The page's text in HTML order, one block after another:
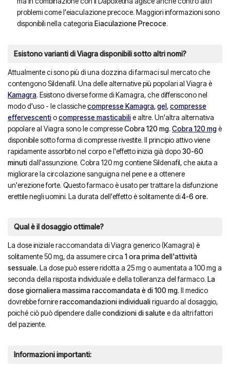
problemi come l'eiaculazione precoce. Maggiori informazioni sono
disponibili nella categoria Eiaculazione Precoce.
Esistono varianti di Viagra disponibili sotto altri nomi?
Attualmente ci sono più di una dozzina di farmaci sul mercato che
contengono Sildenafil. Una delle alternative più popolari al Viagra è
Kamagra. Esistono diverse forme di Kamagra, che differiscono nel
modo d'uso - le classichecompresse Kamagra,gel ,compresse
effervescentiocompresse masticabilie altre. Un'altra alternativa
popolare al Viagra sono le compresseCobra 120 mg. Cobra 120 mgè
disponibile sotto forma di compresse rivestite. Il principio attivo viene
rapidamente assorbito nel corpo e l'effetto inizia già dopo30-60
minutidall'assunzione. Cobra 120 mg contiene Sildenafil, che aiuta a
migliorare la circolazione sanguigna nel pene e a ottenere
un'erezione forte. Questo farmaco è usato per trattare la disfunzione
erettile negli uomini. La durata dell'effetto è solitamente di4-6 ore.
Qual è il dosaggio ottimale?
La dose iniziale raccomandata di Viagra generico (Kamagra) è
solitamente 50 mg, da assumere circa 1 ora prima dell'attività
sessuale. La dose può essere ridotta a 25 mg o aumentata a 100 mg a
seconda della risposta individuale e della tolleranza del farmaco. La
dose giornaliera massima raccomandata è di 100 mg. Il medico
dovrebbe fornireraccomandazioni individualiriguardo al dosaggio,
poiché ciò può dipendere dallecondizioni di salutee da altri fattori
del paziente.
Informazioni importanti: